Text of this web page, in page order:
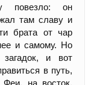
повезло: он
там славу и
брата от чар
и самому. Но
и вот
в путь,
на восток,